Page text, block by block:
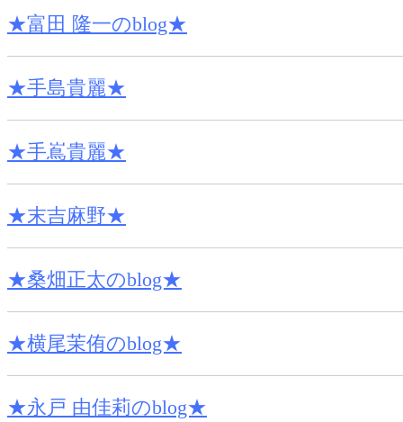
★富田 隆一のblog★
★手島貴麗★
★手嶌貴麗★
★末吉麻野★
★桑畑正太のblog★
★横尾茉侑のblog★
★永戸 由佳莉のblog★